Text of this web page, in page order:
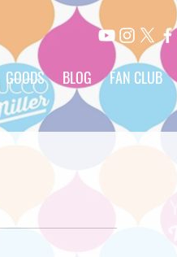
GOODS BLOG FAN CLUB